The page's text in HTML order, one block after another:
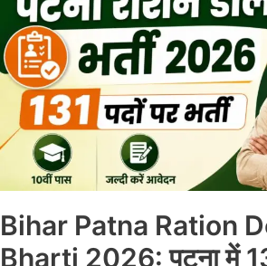
Bihar Patna Ration
Bharti 2026: पटना में